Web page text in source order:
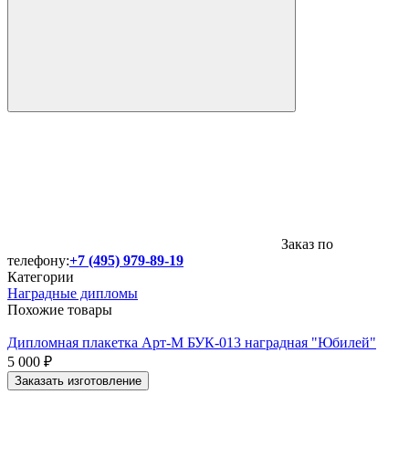
Заказ по
телефону:+7 (495) 979-89-19
Категории
Наградные дипломы
Похожие товары
Дипломная плакетка Арт-М БУК-013 наградная "Юбилей"
5 000 ₽
Заказать изготовление